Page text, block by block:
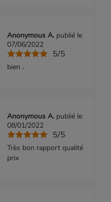
Anonymous A. publié le
07/06/2022
5/5
bien .
Anonymous A. publié le
08/01/2022
5/5
Très bon rapport qualité
prix